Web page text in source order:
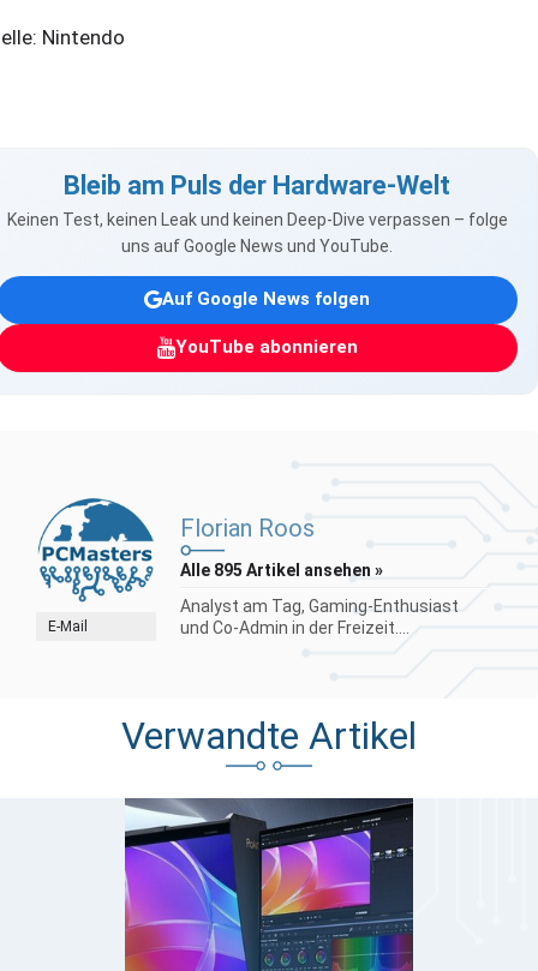
Nintendo
Bleib am Puls der Hardware-Welt
Keinen Test, keinen Leak und keinen Deep-Dive verpassen – folge
uns auf Google News und YouTube.
Auf Google News folgen
YouTube abonnieren
E-Mail
Florian Roos
Alle 895 Artikel ansehen »
Analyst am Tag, Gaming-Enthusiast
und Co-Admin in der Freizeit....
Verwandte Artikel